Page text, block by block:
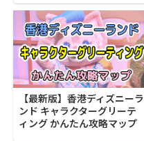
【最新版】香港ディズニーラ
ンド キャラクターグリーテ
ィング かんたん攻略マップ